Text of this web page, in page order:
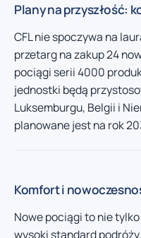
Plany na przyszłość:
CFL nie spoczywa na
przetarg na zakup 24
pociągi serii 4000
jednostki będą
Luksemburgu, Belgii i
planowane jest na rok
Komfort i
Nowe pociągi to nie
wysoki standard